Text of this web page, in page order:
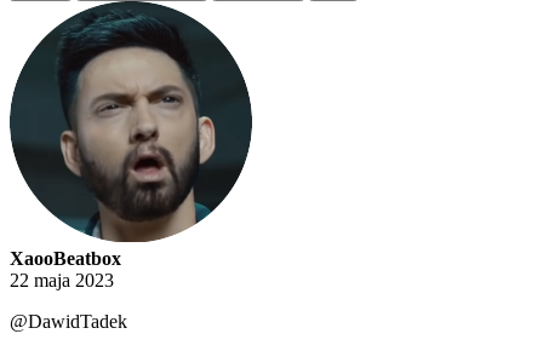
XaooBeatbox
22 maja 2023
@DawidTadek